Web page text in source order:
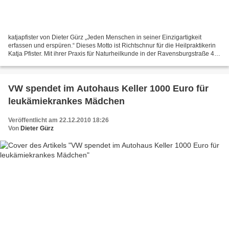
katjapfister von Dieter Gürz „Jeden Menschen in seiner Einzigartigkeit
erfassen und erspüren.“ Dieses Motto ist Richtschnur für die Heilpraktikerin
Katja Pfister. Mit ihrer Praxis für Naturheilkunde in der Ravensburgstraße 4 in
VW spendet im Autohaus Keller 1000 Euro für
leukämiekrankes Mädchen
Veröffentlicht am 22.12.2010 18:26
Von Dieter Gürz